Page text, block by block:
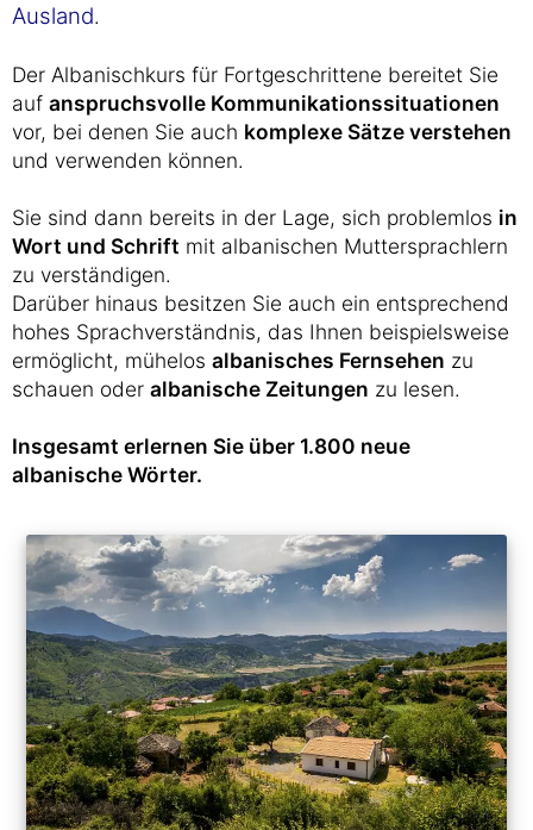
Ausland.
Der Albanischkurs für Fortgeschrittene bereitet Sie
auf anspruchsvolle Kommunikationssituationen
vor, bei denen Sie auch komplexe Sätze verstehen
und verwenden können.
Sie sind dann bereits in der Lage, sich problemlos in
Wort und Schrift mit albanischen Muttersprachlern
zu verständigen.
Darüber hinaus besitzen Sie auch ein entsprechend
hohes Sprachverständnis, das Ihnen beispielsweise
ermöglicht, mühelos albanisches Fernsehen zu
schauen oder albanische Zeitungen zu lesen.
Insgesamt erlernen Sie über 1.800 neue
albanische Wörter.